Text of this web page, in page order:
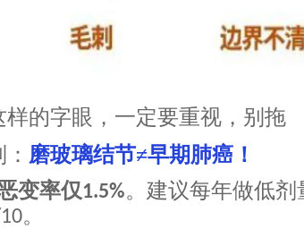
的字眼，一定要重视，别拖
磨玻璃结节≠早期肺癌！
变率仅1.5%。建议每年做低剂
。